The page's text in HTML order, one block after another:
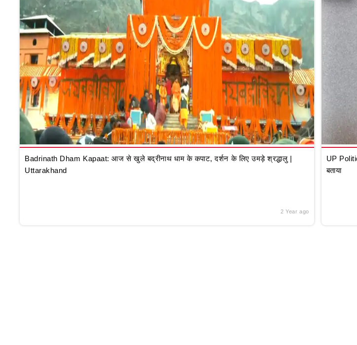
Badrinath Dham Kapaat: आज से खुले बद्रीनाथ धाम के कपाट, दर्शन के लिए उमड़े श्रद्धालु |
Uttarakhand
2 Year ago
UP
बताया